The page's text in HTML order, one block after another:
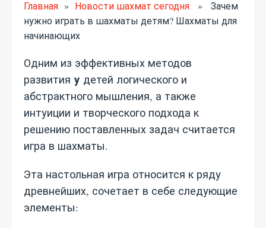
Главная » Новости шахмат сегодня » Зачем
нужно играть в шахматы детям? Шахматы для
начинающих
Одним из эффективных методов
развития у детей логического и
абстрактного мышления, а также
интуиции и творческого подхода к
решению поставленных задач считается
игра в шахматы.
Эта настольная игра относится к ряду
древнейших, сочетает в себе следующие
элементы: